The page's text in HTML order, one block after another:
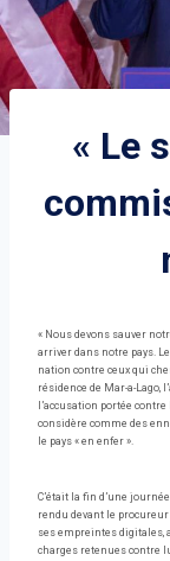
« Le
« Nous devons sauver
arriver dans notre pays.
nation contre ceux qui
résidence de Mar-a-Lago,
l’accusation portée
considère comme des
le pays « en enfer ».
C’était la fin d’une
rendu devant le
ses empreintes digitales,
charges retenues contre